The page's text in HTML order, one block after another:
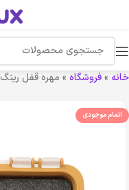
خانه »فروشگاه » مهره قفل رینگ M.T.C مناسب ساینا کوییک
اتمام موجودی